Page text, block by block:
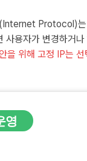
Protocol)는
사용자가 변경하거
을 위해 고정 IP는
영